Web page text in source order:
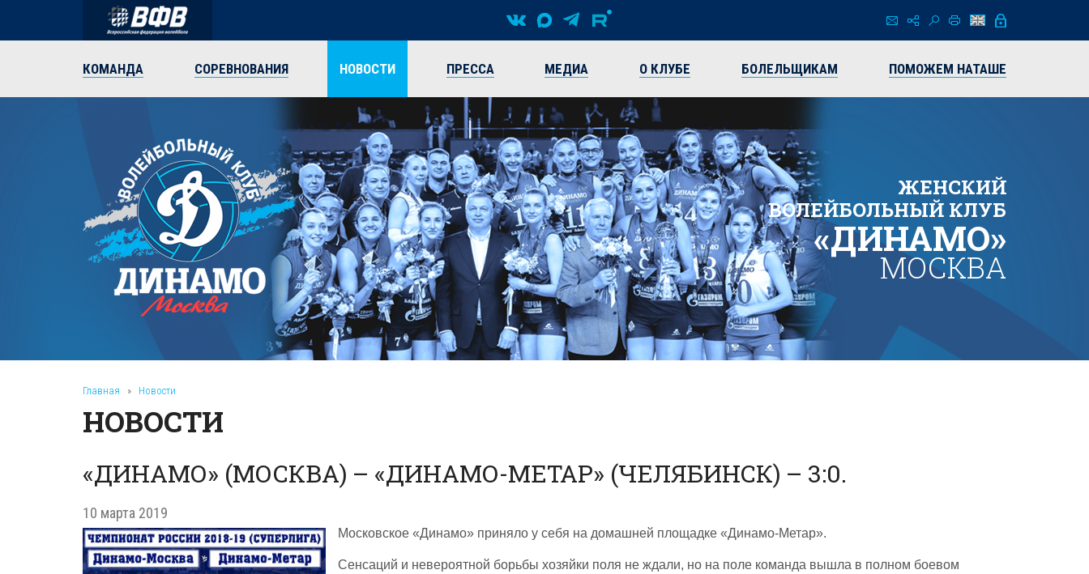
КОМАНДА СОРЕВНОВАНИЯ НОВОСТИ ПРЕССА МЕДИА О КЛУБЕ БОЛЕЛЬЩИКАМ ПОМОЖЕМ НАТАШЕ
ЖЕНСКИЙ
ВОЛЕЙБОЛЬНЫЙ КЛУБ
«ДИНАМО»
МОСКВА
Главная » Новости
НОВОСТИ
«ДИНАМО» (МОСКВА) – «ДИНАМО-МЕТАР» (ЧЕЛЯБИНСК) – 3:0.
10 марта 2019
Московское «Динамо» приняло у себя на домашней площадке «Динамо-Метар».
Сенсаций и невероятной борьбы хозяйки поля не ждали, но на поле команда вышла в полном боевом